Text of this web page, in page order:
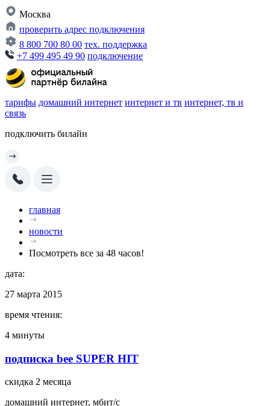
Москва
проверить адрес подключения
8 800 700 80 00 тех. поддержка
+7 499 495 49 90 подключение
тарифы домашний интернет интернет и тв интернет, тв и
связь
подключить билайн
главная
новости
Посмотреть все за 48 часов!
дата:
27 марта 2015
время чтения:
4 минуты
подписка bee SUPER HIT
скидка 2 месяца
домашний интернет, мбит/с